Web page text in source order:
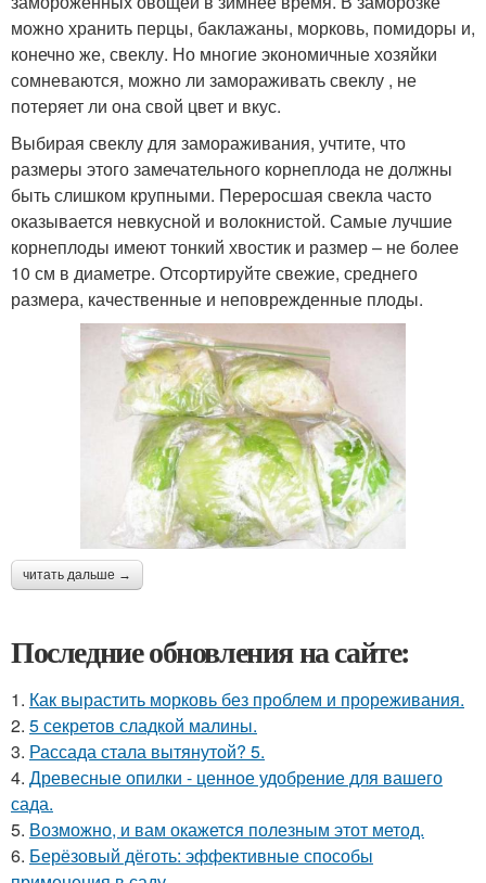
можно хранить перцы, баклажаны, морковь, помидоры и,
конечно же, свеклу. Но многие экономичные хозяйки
сомневаются, можно ли замораживать свеклу , не
потеряет ли она свой цвет и вкус.
Выбирая свеклу для замораживания, учтите, что
размеры этого замечательного корнеплода не должны
быть слишком крупными. Переросшая свекла часто
оказывается невкусной и волокнистой. Самые лучшие
корнеплоды имеют тонкий хвостик и размер – не более
10 см в диаметре. Отсортируйте свежие, среднего
размера, качественные и неповрежденные плоды.
читать дальше →
Последние обновления на сайте:
1. Как вырастить морковь без проблем и прореживания.
2. 5 секретов сладкой малины.
3. Рассада стала вытянутой? 5.
4. Древесные опилки - ценное удобрение для вашего
сада.
5. Возможно, и вам окажется полезным этот метод.
6. Берёзовый дёготь: эффективные способы